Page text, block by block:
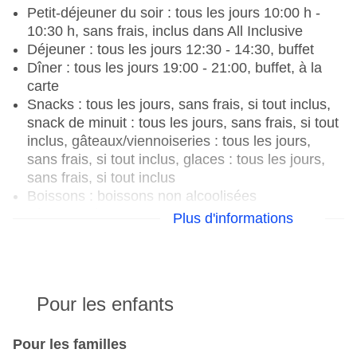
Piscine "sportspool" : Outdoor, eau douce,
chaises longues : sans frais, si tout inclus,
chaises longues : sans frais, si tout inclus,
parasols : sans frais, si tout inclus
Piscine pour bébés "Indoorpool kids" : de 4 ans à
12 ans, avril - octobre ; selon la saison ; selon le
temps, sans frais, si tout inclus, Indoor, eau
douce, chauffée : avril, mai et octobre ; selon la
saison ; selon le temps, piscine intégrée pour
enfants/bébés, dans le spa, chaises longues :
sans frais, si tout inclus, chaises longues : sans
frais, si tout inclus, parasols : sans frais, si tout
Médecin : Langues : anglais, turc
amphithéâtre
Petit-déjeuner du soir : tous les jours 10:00 h -
10:30 h, sans frais, inclus dans All Inclusive
Déjeuner : tous les jours 12:30 - 14:30, buffet
Dîner : tous les jours 19:00 - 21:00, buffet, à la
carte
Snacks : tous les jours, sans frais, si tout inclus,
snack de minuit : tous les jours, sans frais, si tout
inclus, gâteaux/viennoiseries : tous les jours,
sans frais, si tout inclus, glaces : tous les jours,
sans frais, si tout inclus
Boissons : boissons non alcoolisées
sélectionnées : tous les jours, sans frais, si tout
Restaurants : 5
: asiatique, chinoise, internationale, italienne,
Plus d'informations
Pour les enfants
Pour les familles